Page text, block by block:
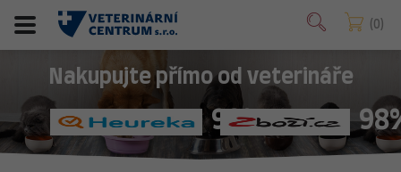
0
Nakupujte přímo od veterináře
98%